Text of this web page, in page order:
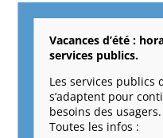
Coordonnées : Baby-sitting
Caisse d’allocations
32, rue Louis Gain
49100 Angers
0 810 25 49 30
Vacances d’été :
services publics.
Les services publics
s’adaptent pour
besoins des usagers.
Toutes les infos :